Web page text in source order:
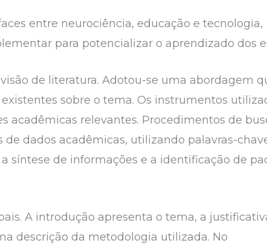
entre neurociência, educação e tecnologia,
para potencializar o aprendizado dos
de literatura. Adotou-se uma abordagem
sobre o tema. Os instrumentos
acadêmicas relevantes. Procedimentos de
dados acadêmicas, utilizando palavras-
síntese de informações e a identificação de
A introdução apresenta o tema, a
descrição da metodologia utilizada. No